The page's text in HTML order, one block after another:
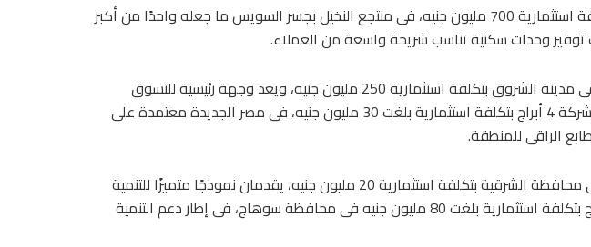
وتم تطوير أكثر من 100 برج بتكلفة استثمارية 700 مليون جنيه، فى منتجع النخيل بجسر السويس ما جعله واحدًا من أكبر
وحدات سكنية تناسب شريحة واسعة من العملاء.
كما أنشأت الشركة مولًا تجاريًا فى مدينة الشروق بتكلفة استثمارية 250 مليون جنيه، ويعد وجهة رئيسية للتسوق
والترفيه فى المنطقة، ونفذت الشركة 4 أبراج بتكلفة استثمارية بلغت 30 مليون جنيه، فى مصر الجديدة معتمدة على
الراقى للمنطقة.
وأنجزت الشركة برجين سكنيين فى محافظة الشرقية بتكلفة استثمارية 20 مليون جنيه، يقدمان نموذجًا متميزًا للتنمية
العقارية فى المحافظات و7 أبراج بتكلفة استثمارية بلغت 80 مليون جنيه فى محافظة سوهاج، فى إطار دعم التنمية